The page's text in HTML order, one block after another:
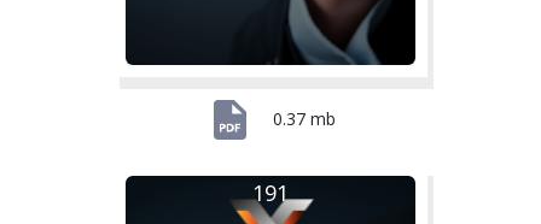
0.37 mb
191